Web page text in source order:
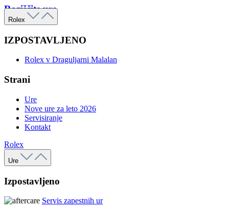
Raziščite ure
Rolex
IZPOSTAVLJENO
Rolex v Draguljarni Malalan
Strani
Ure
Nove ure za leto 2026
Servisiranje
Kontakt
Rolex
Ure
Izpostavljeno
Servis zapestnih ur